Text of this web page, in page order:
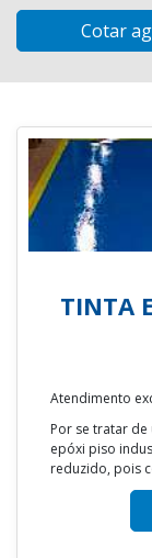
Cotar
TINTA
Atendimento
Por se tratar
epóxi piso
reduzido, pois